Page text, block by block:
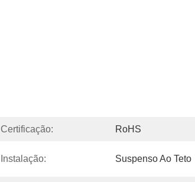
Certificação: RoHS
Instalação: Suspenso Ao Teto